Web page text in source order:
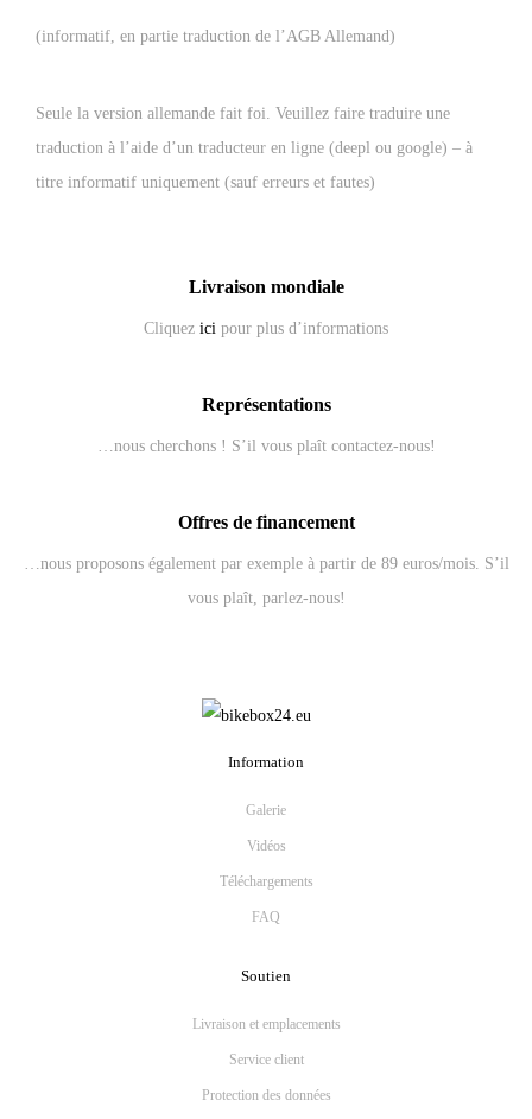
(informatif, en partie traduction de l’AGB Allemand)
Seule la version allemande fait foi. Veuillez faire traduire une
traduction à l’aide d’un traducteur en ligne (deepl ou google) – à
titre informatif uniquement (sauf erreurs et fautes)
Livraison mondiale
Cliquez ici pour plus d’informations
Représentations
…nous cherchons ! S’il vous plaît contactez-nous!
Offres de financement
…nous proposons également par exemple à partir de 89 euros/mois. S’il
vous plaît, parlez-nous!
Information
Galerie
Vidéos
Téléchargements
FAQ
Soutien
Livraison et emplacements
Service client
Protection des données